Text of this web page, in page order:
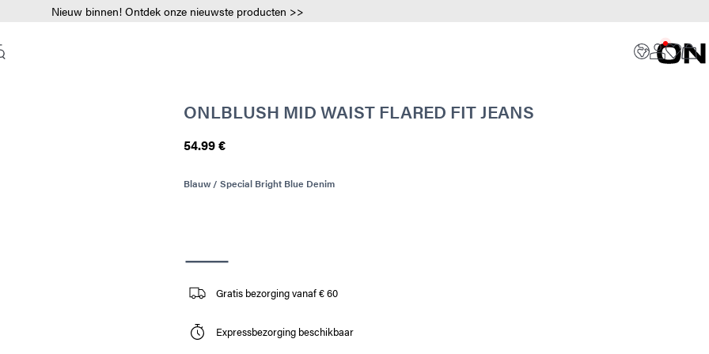
Nieuw binnen! Ontdek onze nieuwste producten >>
ONLBLUSH MID WAIST FLARED FIT JEANS
54.99 €
Blauw / Special Bright Blue Denim
Gratis bezorging vanaf € 60
Expressbezorging beschikbaar